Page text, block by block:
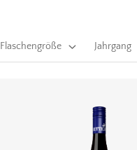
Flaschengröße Jahrgang